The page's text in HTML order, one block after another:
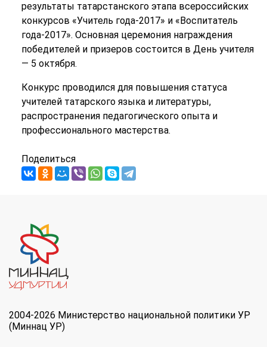
результаты татарстанского этапа всероссийских
конкурсов «Учитель года-2017» и «Воспитатель
года-2017». Основная церемония награждения
победителей и призеров состоится в День учителя
— 5 октября.
Конкурс проводился для повышения статуса
учителей татарского языка и литературы,
распространения педагогического опыта и
профессионального мастерства.
Поделиться
2004-2026 Министерство национальной политики УР
(Миннац УР)